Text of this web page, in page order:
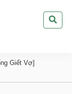
Giết Vợ]